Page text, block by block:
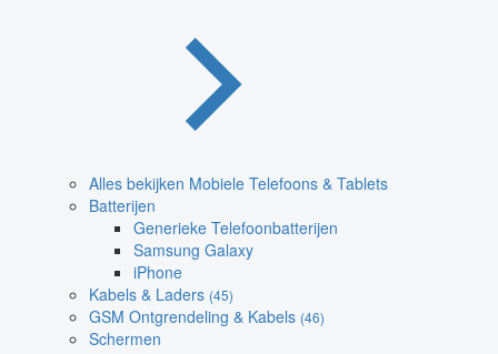
Alles bekijken Mobiele Telefoons & Tablets
Batterijen
Generieke Telefoonbatterijen
Samsung Galaxy
iPhone
Kabels & Laders (45)
GSM Ontgrendeling & Kabels (46)
Schermen